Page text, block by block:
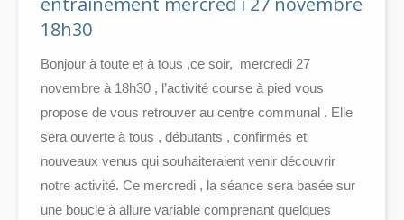
18h30
Bonjour à toute et à tous ,ce soir, mercredi 27
novembre à 18h30 , l’activité course à pied vous
propose de vous retrouver au centre communal . Elle
sera ouverte à tous , débutants , confirmés et
nouveaux venus qui souhaiteraient venir découvrir
notre activité. Ce mercredi , la séance sera basée sur
une boucle à allure variable comprenant quelques